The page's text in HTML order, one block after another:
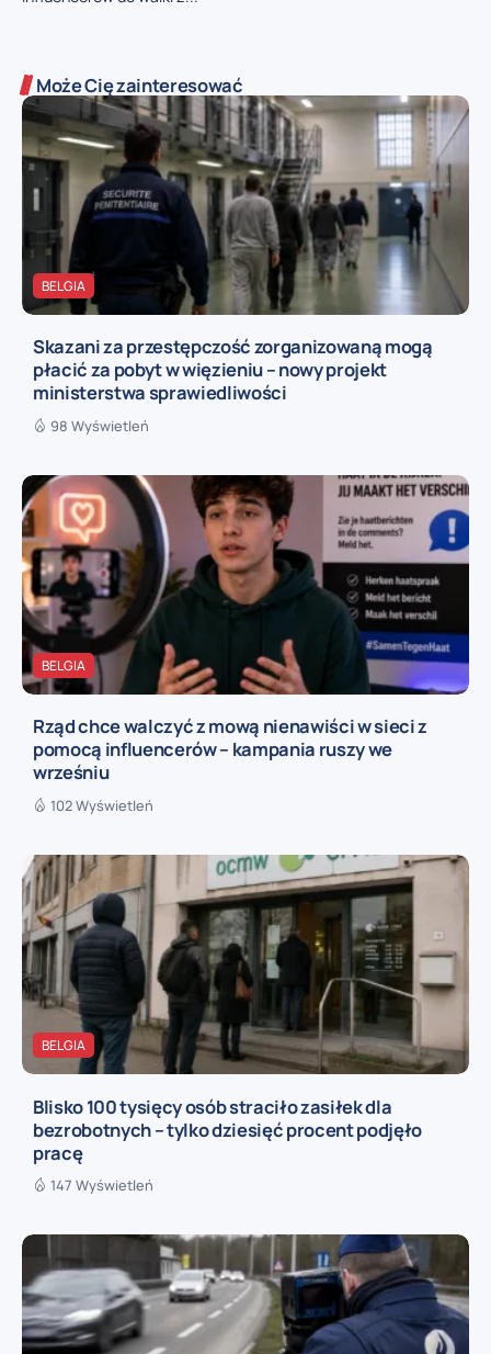
Może Cię zainteresować
BELGIA
Skazani za przestępczość zorganizowaną mogą
płacić za pobyt w więzieniu – nowy projekt
ministerstwa sprawiedliwości
98 Wyświetleń
BELGIA
Rząd chce walczyć z mową nienawiści w sieci z
pomocą influencerów – kampania ruszy we
wrześniu
102 Wyświetleń
BELGIA
Blisko 100 tysięcy osób straciło zasiłek dla
bezrobotnych – tylko dziesięć procent podjęło
pracę
147 Wyświetleń